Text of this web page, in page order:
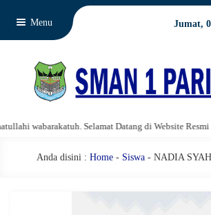
Menu Jumat,
wabarakatuh. Selamat Datang di Website Resmi
Anda disini : Home- Siswa- NADIA